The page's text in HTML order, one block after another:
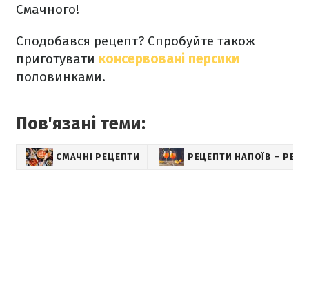
Смачного!
Сподобався рецепт? Спробуйте також
приготувати консервовані персики
половинками.
Пов'язані теми:
СМАЧНІ РЕЦЕПТИ РЕЦЕПТИ НАПОЇВ –